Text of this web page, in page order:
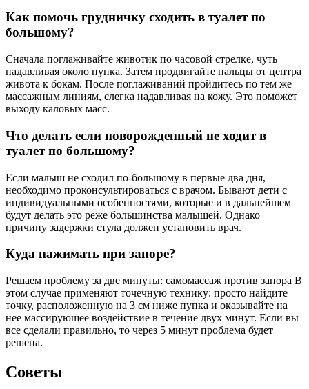
Как помочь грудничку сходить в туалет по
большому?
Сначала поглаживайте животик по часовой стрелке, чуть
надавливая около пупка. Затем продвигайте пальцы от центра
живота к бокам. После поглаживаний пройдитесь по тем же
массажным линиям, слегка надавливая на кожу. Это поможет
выходу каловых масс.
Что делать если новорожденный не ходит в
туалет по большому?
Если малыш не сходил по-большому в первые два дня,
необходимо проконсультироваться с врачом. Бывают дети с
индивидуальными особенностями, которые и в дальнейшем
будут делать это реже большинства малышей. Однако
причину задержки стула должен установить врач.
Куда нажимать при запоре?
Решаем проблему за две минуты: самомассаж против запора В
этом случае применяют точечную технику: просто найдите
точку, расположенную на 3 см ниже пупка и оказывайте на
нее массирующее воздействие в течение двух минут. Если вы
все сделали правильно, то через 5 минут проблема будет
решена.
Советы